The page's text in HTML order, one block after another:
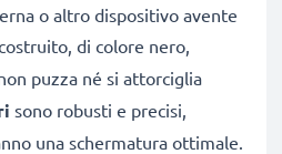
o altro dispositivo avente
di colore nero,
puzza né si attorciglia
sono robusti e precisi,
una schermatura ottimale.